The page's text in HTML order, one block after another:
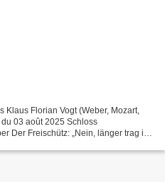
Florian Vogt (Weber, Mozart,
03 août 2025 Schloss
Der Freischütz: „Nein, länger trag ich